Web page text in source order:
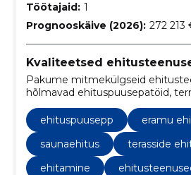
Töötajaid: 1
Prognooskäive (2026): 272 213
Kvaliteetsed
Pakume mitmekülgseid
hõlmavad ehituspuusepatöid,
aedade rajamist, katuste
ning puitfassaadide paigaldamist.
ehituspuusepp
eramu
saunaehitus
terasside
ehitamine